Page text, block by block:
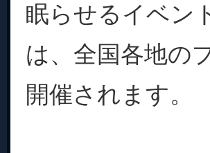
眠らせるイベン
は、全国各地の
開催されます。